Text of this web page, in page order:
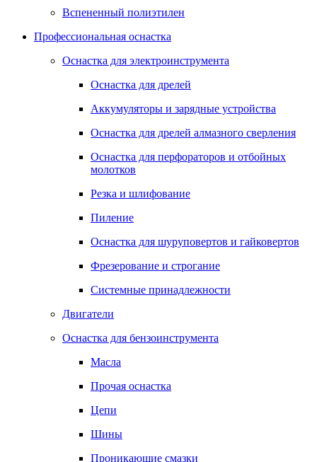
Вспененный полиэтилен
Профессиональная оснастка
Оснастка для электроинструмента
Оснастка для дрелей
Аккумуляторы и зарядные устройства
Оснастка для дрелей алмазного сверления
Оснастка для перфораторов и отбойных
молотков
Резка и шлифование
Пиление
Оснастка для шуруповертов и гайковертов
Фрезерование и строгание
Системные принадлежности
Двигатели
Оснастка для бензоинструмента
Масла
Прочая оснастка
Цепи
Шины
Проникающие смазки